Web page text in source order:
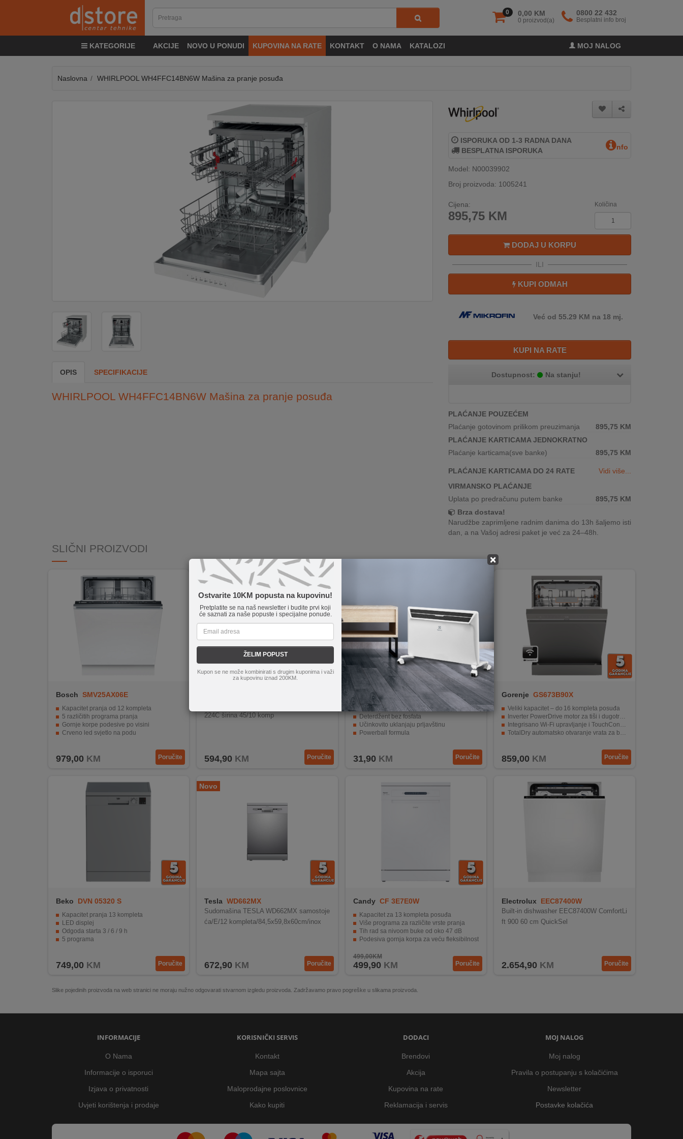
0 0,00 KM
0 proizvod(a)
0800 22 432
Besplatni info broj
KATEGORIJE AKCIJE NOVO U PONUDI KUPOVINA NA RATE KONTAKT O NAMA KATALOZI MOJ NALOG
&
KLIMATIZACIJA
×
Ostvarite 10KM popusta na kupovinu!
Pretplatite se na naš newsletter i budite prvi koji
će saznati za naše popuste i specijalne ponude.
ŽELIM POPUST
Kupon se ne može kombinirati s drugim kuponima i važi
za kupovinu iznad 200KM.
Naslovna WHIRLPOOL WH4FFC14BN6W Mašina za pranje posuđa
OPIS SPECIFIKACIJE
WHIRLPOOL WH4FFC14BN6W Mašina za pranje posuđa
ISPORUKA OD 1-3 RADNA DANA
BESPLATNA ISPORUKA
nfo
Model: N00039902
Broj proizvoda: 1005241
Cijena:
895,75 KM
Količina
DODAJ U KORPU
ILI
KUPI ODMAH
Već od 55.29 KM na 18 mj.
KUPI NA RATE
Dostupnost: Na stanju!
PLAĆANJE POUZEĆEM
Plaćanje gotovinom prilikom preuzimanja
895,75 KM
PLAĆANJE KARTICAMA JEDNOKRATNO
Plaćanje karticama(sve banke)
895,75 KM
PLAĆANJE KARTICAMA DO 24 RATE
Vidi više...
VIRMANSKO PLAĆANJE
Uplata po predračunu putem banke
895,75 KM
Brza dostava!
Narudžbe zaprimljene radnim danima do 13h šaljemo isti
dan, a na Vašoj adresi paket je već za 24–48h.
SLIČNI PROIZVODI
Bosch SMV25AX06E
Kapacitet pranja od 12 kompleta
5 različitih programa pranja
Gornje korpe podesive po visini
Crveno led svjetlo na podu
979,00 KM Poručite
224C širina 45/10 komp
594,90 KM Poručite
Finish Finish Classic 90
Tablete za mašinsko pranje posuđa
Deterdžent bez fosfata
Učinkovito uklanjaju prljavštinu
Powerball formula
31,90 KM Poručite
Gorenje GS673B90X
Veliki kapacitet – do 16 kompleta posuđa
Inverter PowerDrive motor za tiši i dugotrajniji rad
Integrisano Wi‑Fi upravljanje i TouchControl
TotalDry automatsko otvaranje vrata za bolje sušenje
859,00 KM Poručite
Beko DVN 05320 S
Kapacitet pranja 13 kompleta
LED displej
Odgoda starta 3 / 6 / 9 h
5 programa
749,00 KM Poručite
Novo
Tesla WD662MX
Sudomašina TESLA WD662MX samostoje
ća/E/12 kompleta/84,5x59,8x60cm/inox
672,90 KM Poručite
Candy CF 3E7E0W
Kapacitet za 13 kompleta posuđa
Više programa za različite vrste pranja
Tih rad sa nivoom buke od oko 47 dB
Podesiva gornja korpa za veću fleksibilnost
499,00KM
499,90 KM Poručite
Electrolux EEC87400W
Built-in dishwasher EEC87400W ComfortLi
ft 900 60 cm QuickSel
2.654,90 KM Poručite
Slike pojedinih proizvoda na web stranici ne moraju nužno odgovarati stvarnom izgledu proizvoda. Zadržavamo pravo pogreške u slikama proizvoda.
INFORMACIJE
O Nama
Informacije o isporuci
Izjava o privatnosti
Uvjeti korištenja i prodaje
KORISNIČKI SERVIS
Kontakt
Mapa sajta
Maloprodajne poslovnice
Kako kupiti
DODACI
Brendovi
Akcija
Kupovina na rate
Reklamacija i servis
MOJ NALOG
Moj nalog
Pravila o postupanju s kolačićima
Newsletter
Postavke kolačića